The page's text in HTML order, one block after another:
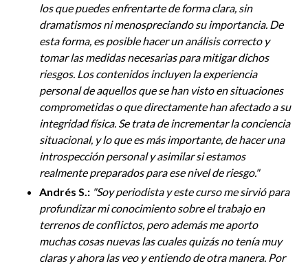
los que puedes enfrentarte de forma clara, sin
dramatismos ni menospreciando su importancia. De
esta forma, es posible hacer un análisis correcto y
tomar las medidas necesarias para mitigar dichos
riesgos. Los contenidos incluyen la experiencia
personal de aquellos que se han visto en situaciones
comprometidas o que directamente han afectado a su
integridad física. Se trata de incrementar la conciencia
situacional, y lo que es más importante, de hacer una
introspección personal y asimilar si estamos
realmente preparados para ese nivel de riesgo."
Andrés S.: "Soy periodista y este curso me sirvió para
profundizar mi conocimiento sobre el trabajo en
terrenos de conflictos, pero además me aporto
muchas cosas nuevas las cuales quizás no tenía muy
claras y ahora las veo y entiendo de otra manera. Por